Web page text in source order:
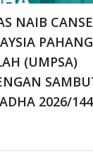
NAIB
(UMPSA)
2026/